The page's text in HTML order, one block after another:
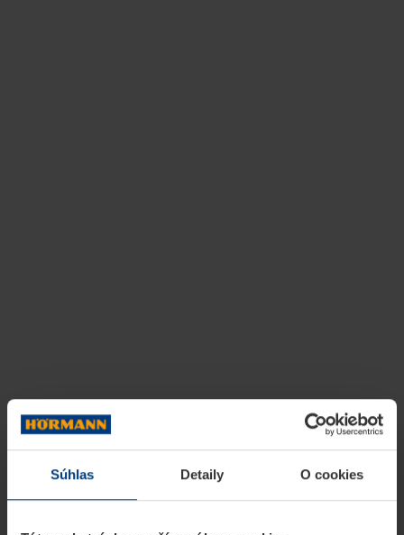
Súhlas Detaily O cookies